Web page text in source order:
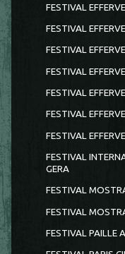
FESTIVAL
FESTIVAL
FESTIVAL
FESTIVAL
FESTIVAL
FESTIVAL
FESTIVAL
FESTIVAL
GERA
FESTIVAL
FESTIVAL
FESTIVAL PAILLE